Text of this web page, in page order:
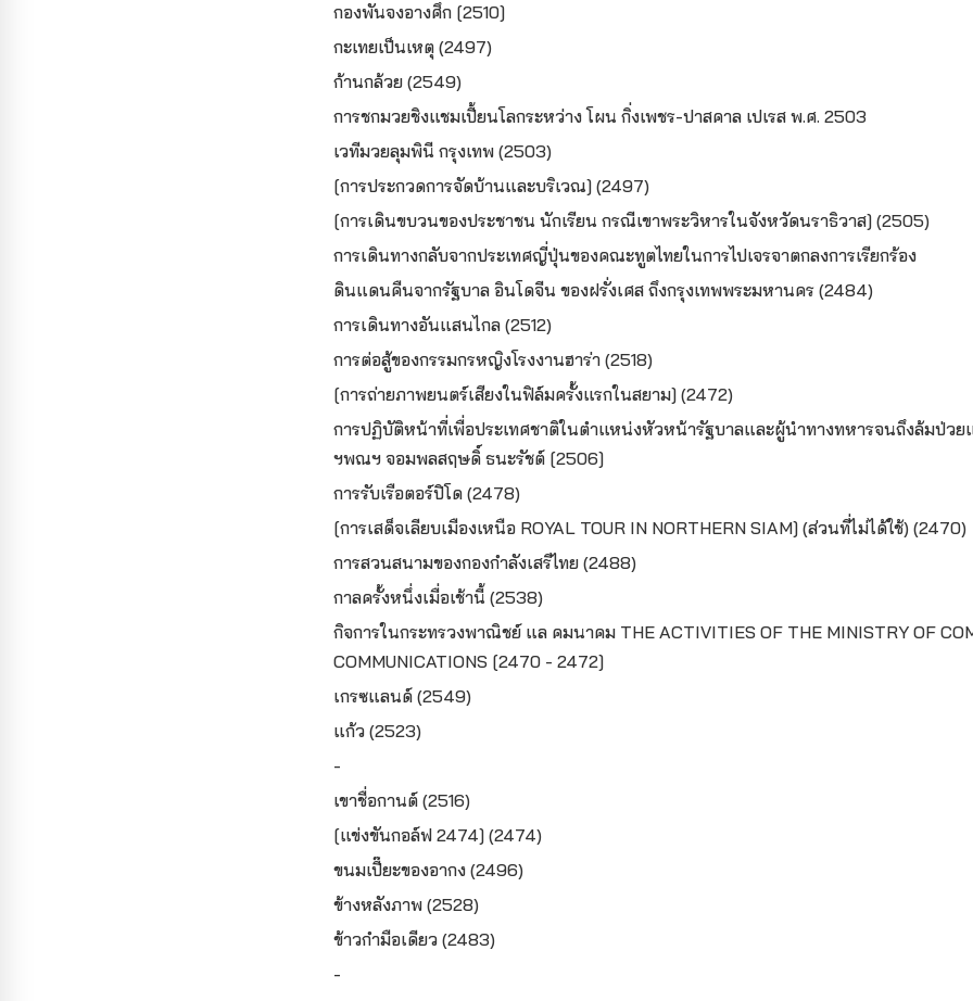
กองพันจงอางศึก [2510]
กะเทยเป็นเหตุ (2497)
ก้านกล้วย (2549)
การชกมวยชิงแชมเปี้ยนโลกระหว่าง โผน กิ่งเพชร-ปาสคาล เปเรส พ.ศ. 2503
เวทีมวยลุมพินี กรุงเทพ (2503)
[การประกวดการจัดบ้านและบริเวณ] (2497)
[การเดินขบวนของประชาชน นักเรียน กรณีเขาพระวิหารในจังหวัดนราธิวาส] (2505)
การเดินทางกลับจากประเทศญี่ปุ่นของคณะทูตไทยในการไปเจรจาตกลงการเรียกร้อง
ดินแดนคืนจากรัฐบาล อินโดจีน ของฝรั่งเศส ถึงกรุงเทพพระมหานคร (2484)
การเดินทางอันแสนไกล (2512)
การต่อสู้ของกรรมกรหญิงโรงงานฮาร่า (2518)
[การถ่ายภาพยนตร์เสียงในฟิล์มครั้งแรกในสยาม] (2472)
การปฏิบัติหน้าที่เพื่อประเทศชาติในตำแหน่งหัวหน้ารัฐบาลและผู้นำทางทหารจนถึงล้มป่วย
ฯพณฯ จอมพลสฤษดิ์ ธนะรัชต์ [2506]
การรับเรือตอร์ปิโด (2478)
[การเสด็จเลียบเมืองเหนือ ROYAL TOUR IN NORTHERN SIAM] (ส่วนที่ไม่ได้ใช้) (2470)
การสวนสนามของกองกำลังเสรีไทย (2488)
กาลครั้งหนึ่งเมื่อเช้านี้ (2538)
กิจการในกระทรวงพาณิชย์ แล คมนาคม THE ACTIVITIES OF THE MINISTRY OF
COMMUNICATIONS [2470 - 2472]
เกรซแลนด์ (2549)
แก้ว (2523)
-
เขาชื่อกานต์ (2516)
[แข่งขันกอล์ฟ 2474] (2474)
ขนมเปี๊ยะของอากง (2496)
ข้างหลังภาพ (2528)
ข้าวกำมือเดียว (2483)
-